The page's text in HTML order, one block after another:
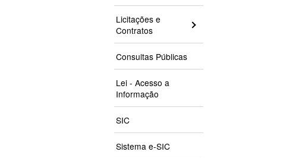
Licitações e
Contratos
Consultas Públicas
Lei - Acesso a
Informação
SIC
Sistema e-SIC